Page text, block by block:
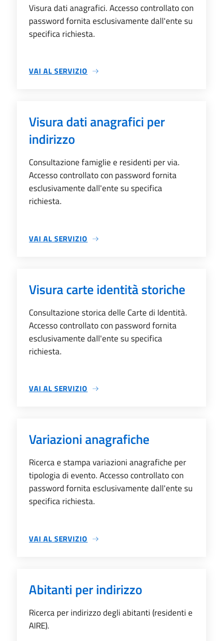
Visura dati anagrafici. Accesso controllato con
password fornita esclusivamente dall'ente su
specifica richiesta.
VAI AL SERVIZIO
SU VISURA DATI ANAGRAFICI
Visura dati anagrafici per
indirizzo
Consultazione famiglie e residenti per via.
Accesso controllato con password fornita
esclusivamente dall'ente su specifica
richiesta.
VAI AL SERVIZIO
SU VISURA DATI ANAGRAFICI PER INDIRIZZO
Visura carte identità storiche
Consultazione storica delle Carte di Identità.
Accesso controllato con password fornita
esclusivamente dall'ente su specifica
richiesta.
VAI AL SERVIZIO
SU VISURA CARTE IDENTITÀ STORICHE
Variazioni anagrafiche
Ricerca e stampa variazioni anagrafiche per
tipologia di evento. Accesso controllato con
password fornita esclusivamente dall'ente su
specifica richiesta.
VAI AL SERVIZIO
SU VARIAZIONI ANAGRAFICHE
Abitanti per indirizzo
Ricerca per indirizzo degli abitanti (residenti e
AIRE).